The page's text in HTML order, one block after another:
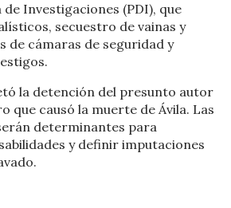
Investigaciones (PDI), que
secuestro de vainas y
de cámaras de seguridad y
la detención del presunto autor
que causó la muerte de Ávila. Las
determinantes para
y definir imputaciones